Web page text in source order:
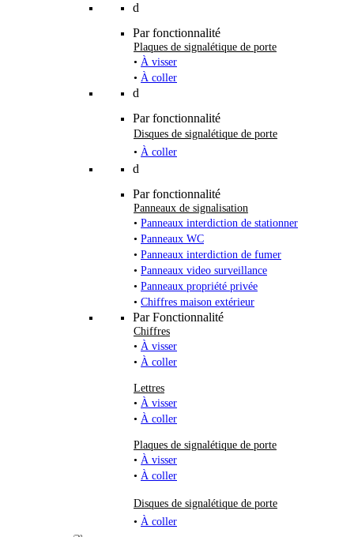
d
Par fonctionnalité
Plaques de signalétique de porte
• À visser
• À coller
d
Par fonctionnalité
Disques de signalétique de porte
• À coller
d
Par fonctionnalité
Panneaux de signalisation
• Panneaux interdiction de stationner
• Panneaux WC
• Panneaux interdiction de fumer
• Panneaux video surveillance
• Panneaux propriété privée
• Chiffres maison extérieur
Par Fonctionnalité
Chiffres
• À visser
• À coller
Lettres
• À visser
• À coller
Plaques de signalétique de porte
• À visser
• À coller
Disques de signalétique de porte
• À coller